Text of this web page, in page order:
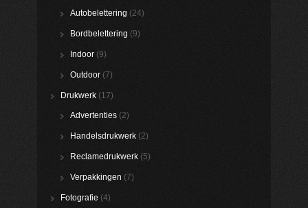
Autobelettering (24)
Bordbelettering (9)
Indoor (9)
Outdoor (7)
Drukwerk (17)
Advertenties (2)
Handelsdrukwerk (2)
Reclamedrukwerk (5)
Verpakkingen (7)
Fotografie (4)